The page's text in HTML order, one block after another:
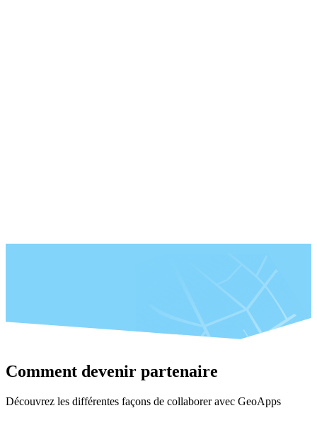
Comment devenir partenaire
Découvrez les différentes façons de collaborer avec GeoApps